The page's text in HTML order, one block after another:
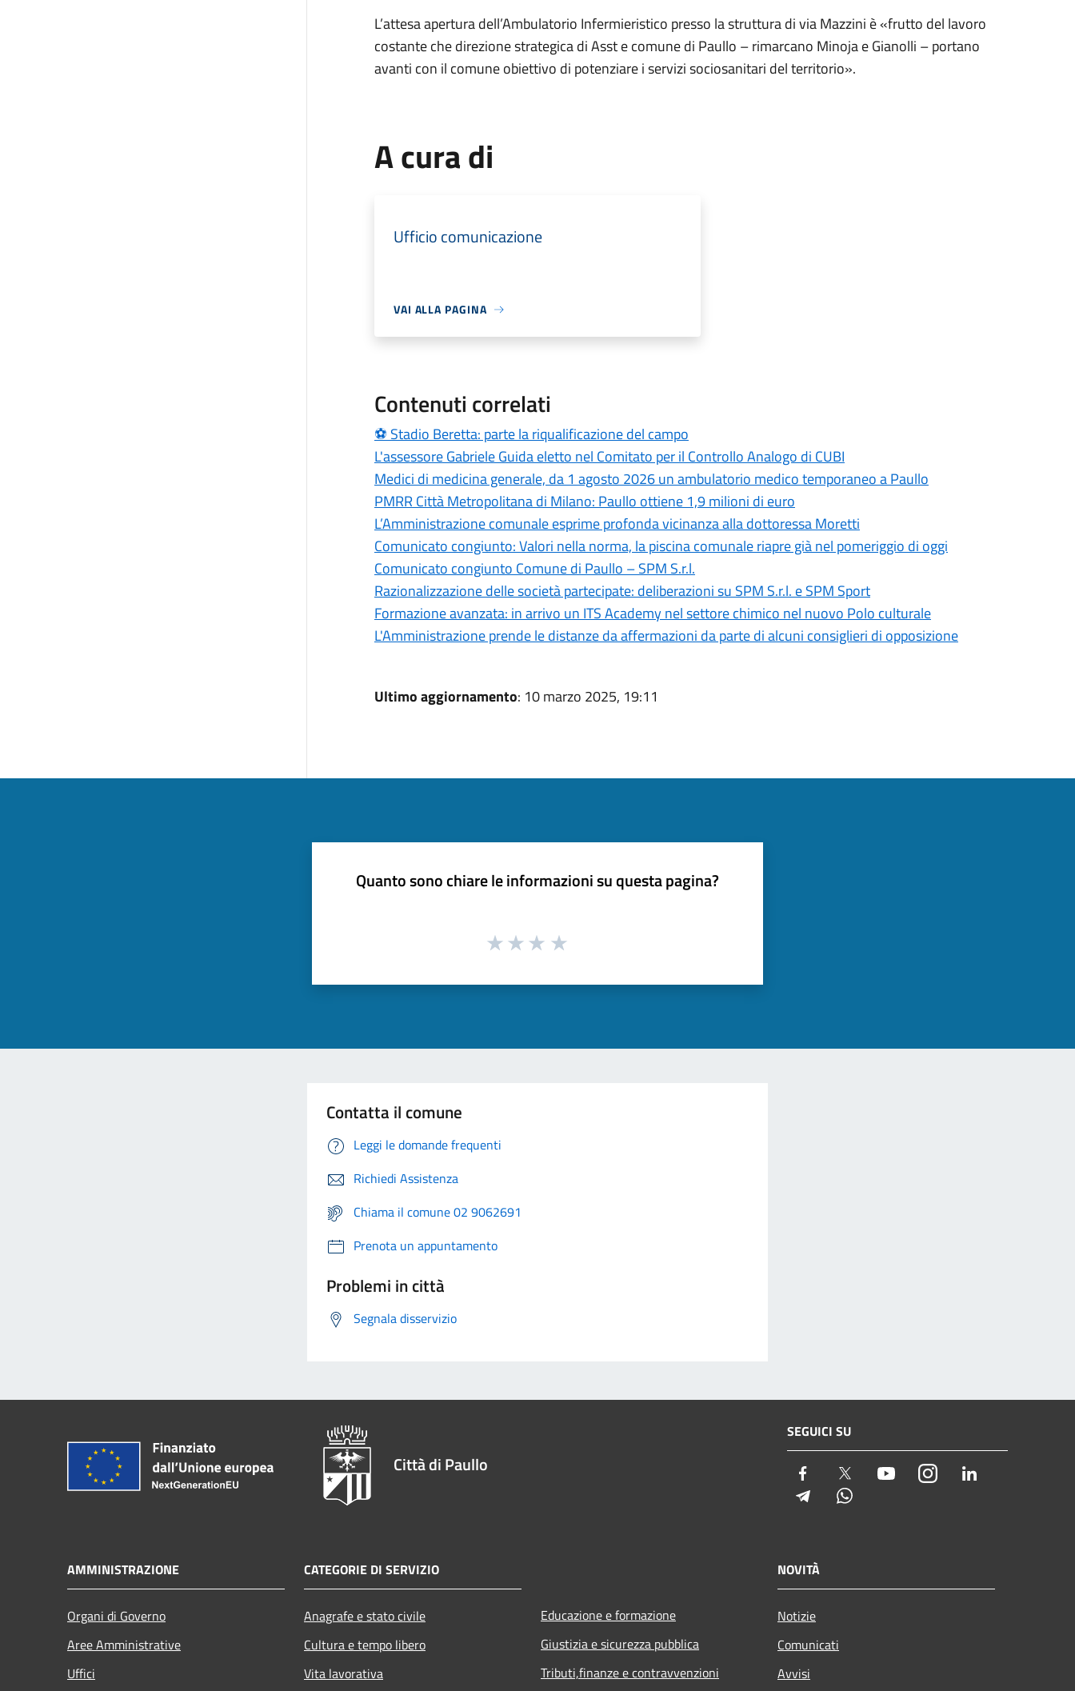
L’attesa apertura dell’Ambulatorio Infermieristico presso la struttura di via Mazzini è «frutto del lavoro
costante che direzione strategica di Asst e comune di Paullo – rimarcano Minoja e Gianolli – portano
avanti con il comune obiettivo di potenziare i servizi sociosanitari del territorio».
A cura di
Ufficio comunicazione
VAI ALLA PAGINA
Contenuti correlati
⚽ Stadio Beretta: parte la riqualificazione del campo
L'assessore Gabriele Guida eletto nel Comitato per il Controllo Analogo di CUBI
Medici di medicina generale, da 1 agosto 2026 un ambulatorio medico temporaneo a Paullo
PMRR Città Metropolitana di Milano: Paullo ottiene 1,9 milioni di euro
L’Amministrazione comunale esprime profonda vicinanza alla dottoressa Moretti
Comunicato congiunto: Valori nella norma, la piscina comunale riapre già nel pomeriggio di oggi
Comunicato congiunto Comune di Paullo – SPM S.r.l.
Razionalizzazione delle società partecipate: deliberazioni su SPM S.r.l. e SPM Sport
Formazione avanzata: in arrivo un ITS Academy nel settore chimico nel nuovo Polo culturale
L'Amministrazione prende le distanze da affermazioni da parte di alcuni consiglieri di opposizione
Ultimo aggiornamento: 10 marzo 2025, 19:11
Quanto sono chiare le informazioni su questa pagina?
Contatta il comune
Leggi le domande frequenti
Richiedi Assistenza
Chiama il comune 02 9062691
Prenota un appuntamento
Problemi in città
Segnala disservizio
Città di Paullo
SEGUICI SU
Facebook Twitter YoutubeInstagram
Telegram
AMMINISTRAZIONE
Organi di Governo
Aree Amministrative
Uffici
CATEGORIE DI SERVIZIO
Anagrafe e stato civile
Cultura e tempo libero
Vita lavorativa
Educazione e formazione
Giustizia e sicurezza pubblica
Tributi,finanze e contravvenzioni
NOVITÀ
Notizie
Comunicati
Avvisi